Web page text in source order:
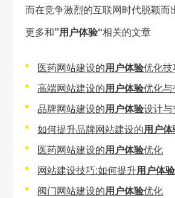
而在竞争激烈的互联网时代脱颖而
更多和”用户体验“相关的文章
医药网站建设的用户体验优化技
高端网站建设的用户体验优化
品牌网站建设的用户体验设计
如何提升品牌网站建设的用户
医药网站建设的用户体验优化
网站建设技巧:如何提升用户体验
阀门网站建设的用户体验优化